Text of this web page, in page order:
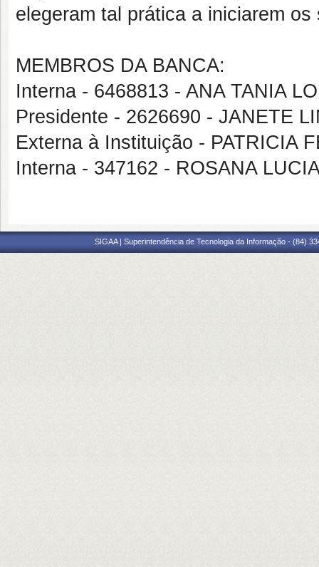
elegeram tal prática a iniciarem
MEMBROS DA BANCA:
Interna - 6468813 - ANA TANIA
Presidente - 2626690 - JANETE
Externa à Instituição - PATRICIA
Interna - 347162 - ROSANA
SIGAA | Superintendência de Tecnologia da Informação - (84)